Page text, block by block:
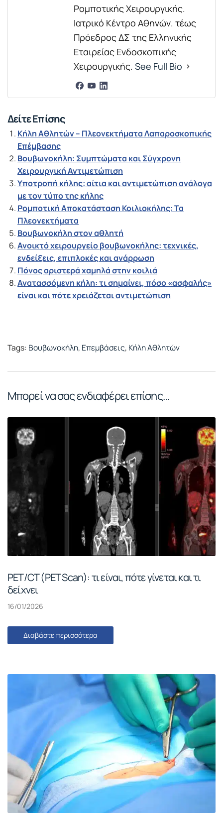
Ρομποτικής Χειρουργικής.
Ιατρικό Κέντρο Αθηνών. τέως
Πρόεδρος ΔΣ της Ελληνικής
Εταιρείας Ενδοσκοπικής
Χειρουργικής. See Full Bio
Δείτε Επίσης
Κήλη Αθλητών – Πλεονεκτήματα Λαπαροσκοπικής
Επέμβασης
Βουβωνοκήλη: Συμπτώματα και Σύγχρονη
Χειρουργική Αντιμετώπιση
Υποτροπή κήλης: αίτια και αντιμετώπιση ανάλογα
με τον τύπο της κήλης
Ρομποτική Αποκατάσταση Κοιλιοκήλης: Τα
Πλεονεκτήματα
Βουβωνοκήλη στον αθλητή
Ανοικτό χειρουργείο βουβωνοκήλης: τεχνικές,
ενδείξεις, επιπλοκές και ανάρρωση
Πόνος αριστερά χαμηλά στην κοιλιά
Ανατασσόμενη κήλη: τι σημαίνει, πόσο «ασφαλής»
είναι και πότε χρειάζεται αντιμετώπιση
Tags: Βουβωνοκήλη, Επεμβάσεις, Κήλη Αθλητών
Μπορεί να σας ενδιαφέρει επίσης…
PET/CT (PET Scan): τι είναι, πότε γίνεται και τι
δείχνει
16/01/2026
Διαβάστε περισσότερα